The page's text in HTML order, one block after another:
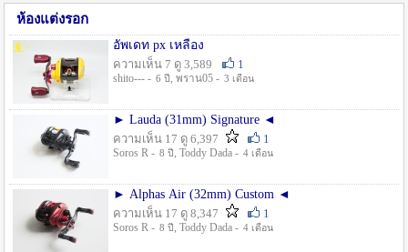
ห้องแต่งรอก
อัพเดท px เหลือง
ความเห็น 7 ดู 3,589
1
shito--- - 6 ปี , พราน05 - 3 เดือน
► Lauda (31mm) Signature ◄
ความเห็น 17 ดู 6,397
1
Soros R - 8 ปี , Toddy Dada - 4 เดือน
► Alphas Air (32mm) Custom ◄
ความเห็น 17 ดู 8,347
1
Soros R - 8 ปี , Toddy Dada - 4 เดือน